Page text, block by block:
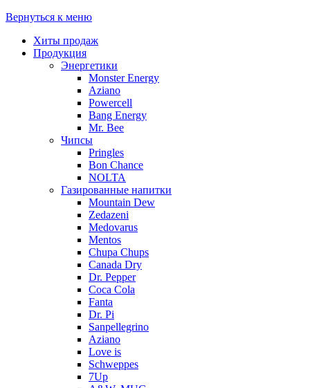
Вернуться к меню
Хиты продаж
Продукция
Энергетики
Monster Energy
Aziano
Powercell
Bang Energy
Mr. Bee
Чипсы
Pringles
Bon Chance
NOLTA
Газированные напитки
Mountain Dew
Zedazeni
Medovarus
Mentos
Chupa Chups
Canada Dry
Dr. Pepper
Coca Cola
Fanta
Dr. Pi
Sanpellegrino
Aziano
Love is
Schweppes
7Up